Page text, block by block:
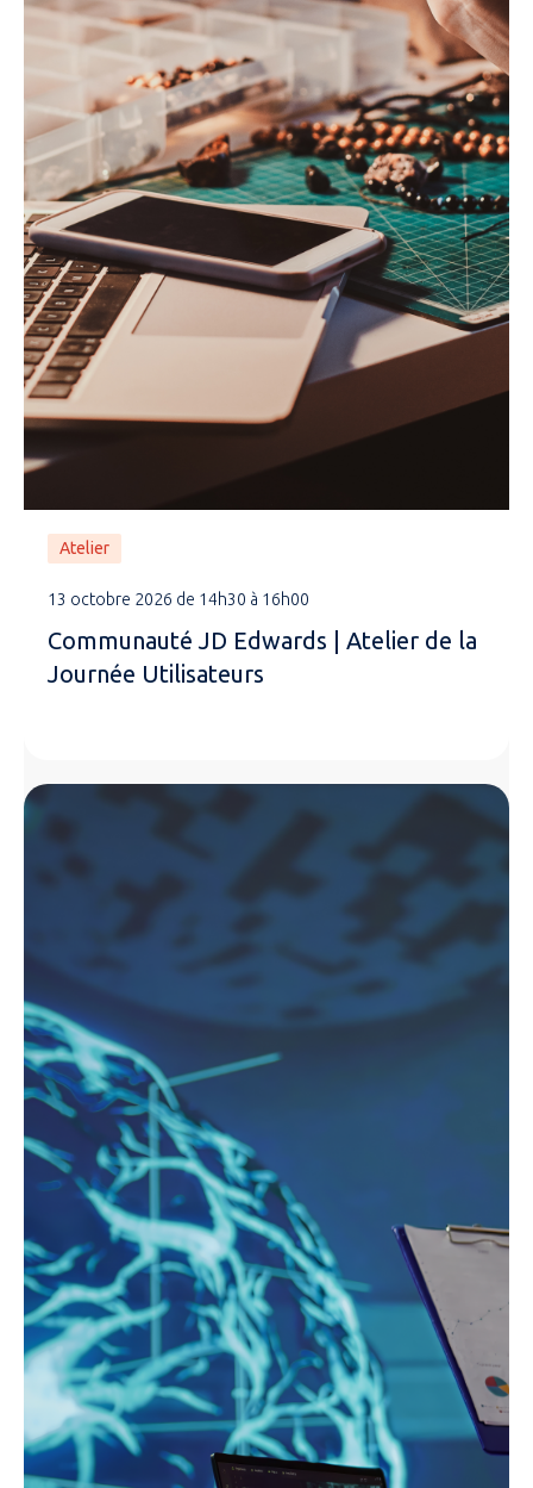
Atelier
13 octobre 2026 de 14h30 à 16h00
Communauté JD Edwards | Atelier de la
Journée Utilisateurs